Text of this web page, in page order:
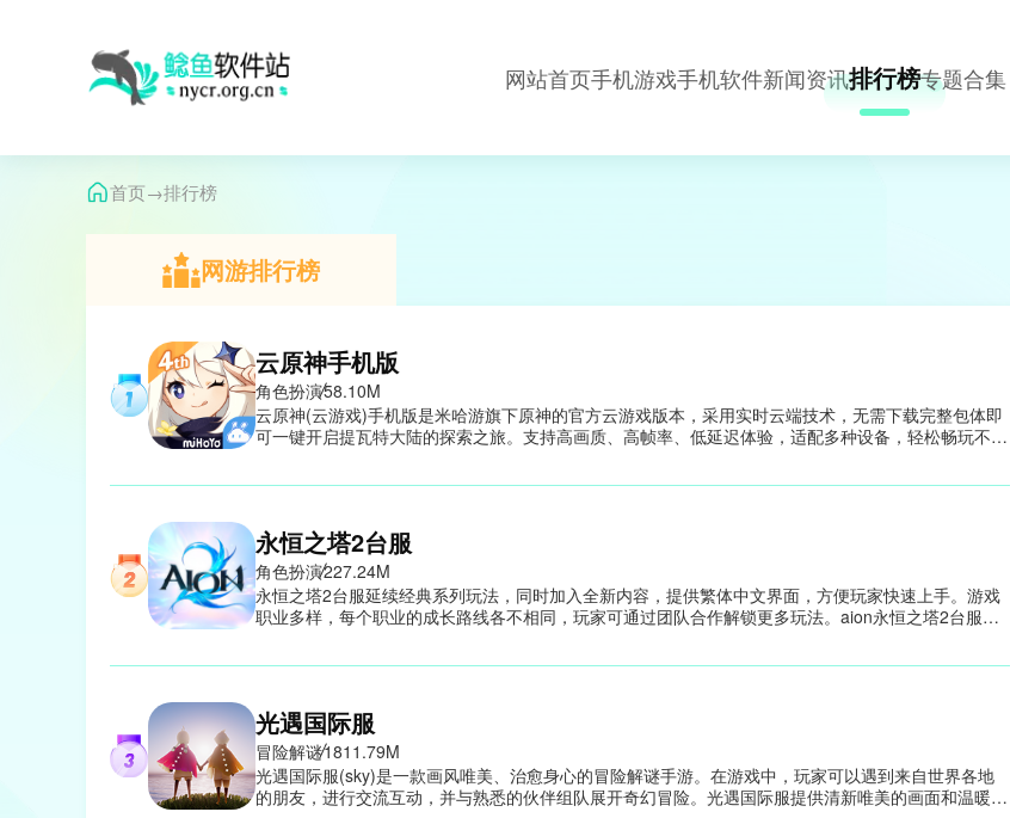
网站首页手机游戏手机软件新闻资讯排行榜专题合集
首页→排行榜
网游排行榜
云原神手机版
角色扮演58.10M
云原神(云游戏)手机版是米哈游旗下原神的官方云游戏版本，采用实时云端技术，无需下载完整包体即
可一键开启提瓦特大陆的探索之旅。支持高画质、高帧率、低延迟体验，适配多种设备，轻松畅玩不受
永恒之塔2台服
角色扮演227.24M
永恒之塔2台服延续经典系列玩法，同时加入全新内容，提供繁体中文界面，方便玩家快速上手。游戏
职业多样，每个职业的成长路线各不相同，玩家可通过团队合作解锁更多玩法。aion永恒之塔2台服下
光遇国际服
冒险解谜1811.79M
光遇国际服(sky)是一款画风唯美、治愈身心的冒险解谜手游。在游戏中，玩家可以遇到来自世界各地
的朋友，进行交流互动，并与熟悉的伙伴组队展开奇幻冒险。光遇国际服提供清新唯美的画面和温暖治